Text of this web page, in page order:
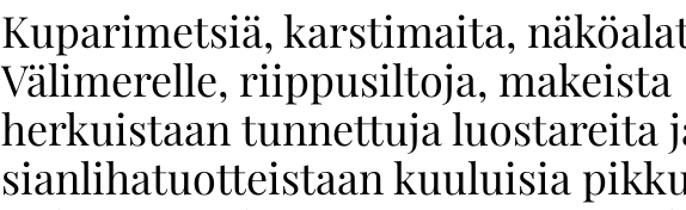
Kuparimetsiä, karstimaita,
Välimerelle, riippusiltoja, makeista
herkuistaan tunnettuja luostareita
sianlihatuotteistaan kuuluisia